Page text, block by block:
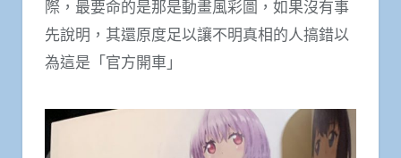
際，最要命的是那是動畫風彩圖，如果沒有事
先說明，其還原度足以讓不明真相的人搞錯以
為這是「官方開車」